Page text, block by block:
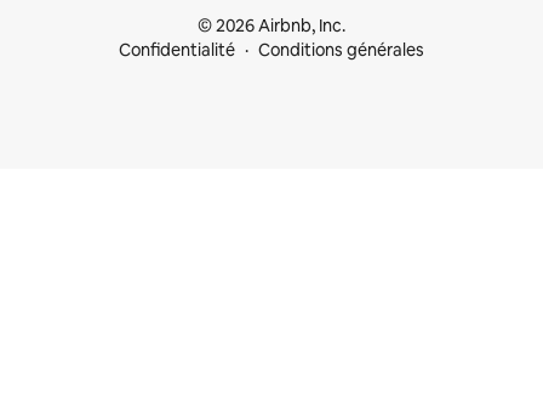
© 2026 Airbnb, Inc.
Confidentialité
Conditions générales